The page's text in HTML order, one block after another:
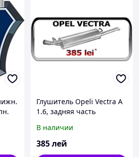
Глушитель Opeli Vectra A
1.6, задняя часть
В наличии
385лей